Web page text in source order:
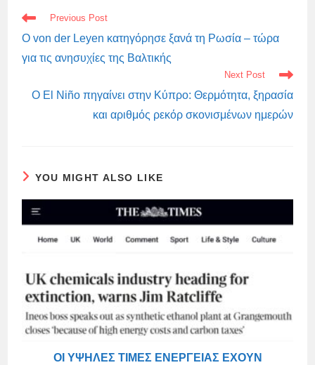
READ
MORE
ARTICLES
Previous Post
Ο von der Leyen κατηγόρησε ξανά τη Ρωσία – τώρα
για τις ανησυχίες της Βαλτικής
Next Post
Ο El Niño πηγαίνει στην Κύπρο: Θερμότητα, ξηρασία
και αριθμός ρεκόρ σκονισμένων ημερών
YOU MIGHT ALSO LIKE
ΟΙ ΥΨΗΛΈΣ ΤΙΜΈΣ ΕΝΈΡΓΕΙΑΣ ΈΧΟΥΝ